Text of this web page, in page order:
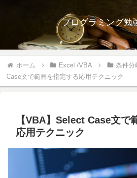
プログラミング勉
ホーム Excel /VBA 条件分
Case文で範囲を指定する応用テクニック
【VBA】Select Case文で
応用テクニック